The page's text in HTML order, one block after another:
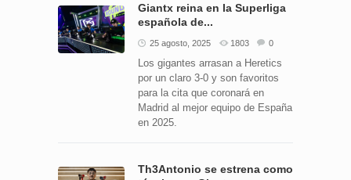
Giantx reina en la Superliga
española de...
25 agosto, 2025 1803 0
Los gigantes arrasan a Heretics
por un claro 3-0 y son favoritos
para la cita que coronará en
Madrid al mejor equipo de España
en 2025.
Th3Antonio se estrena como